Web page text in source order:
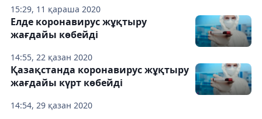
15:29, 11 қараша 2020
14:55, 22 қазан 2020
Елде коронавирус жұқтыру
жағдайы көбейді
14:54, 29 қазан 2020
Қазақстанда коронавирус жұқтыру
жағдайы күрт көбейді